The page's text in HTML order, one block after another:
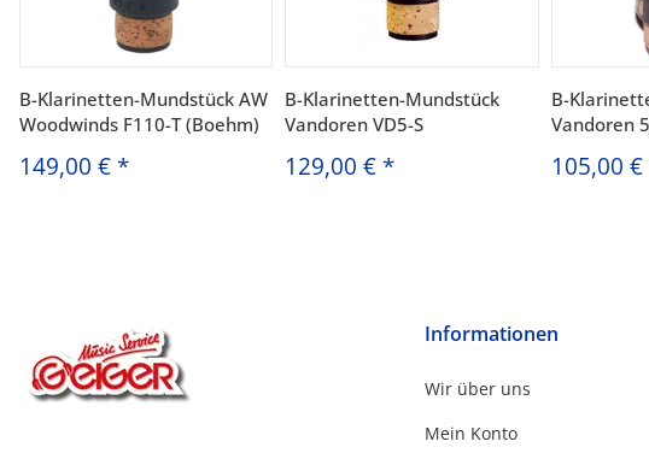
B-Klarinetten-Mundstück AW
Woodwinds F110-T (Boehm)
149,00 € *
B-Klarinetten-Mundstück
Vandoren VD5-S
129,00 € *
B-
Vandoren
105,00 €
Informationen
Wir über uns
Mein Konto